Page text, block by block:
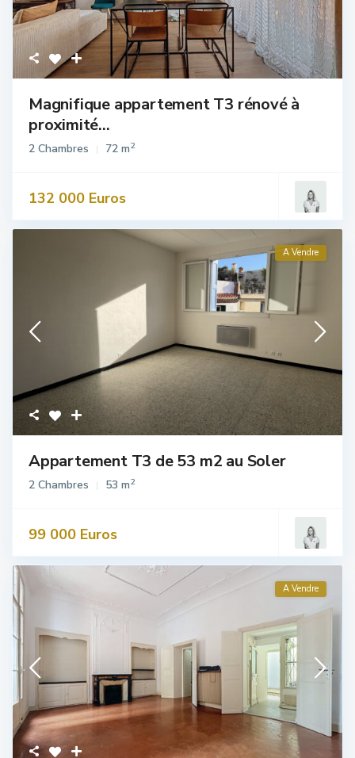
Magnifique appartement T3 rénové à
proximité...
2 Chambres 72 m2
132 000 Euros
A Vendre
Appartement T3 de 53 m2 au Soler
2 Chambres 53 m2
99 000 Euros
A Vendre